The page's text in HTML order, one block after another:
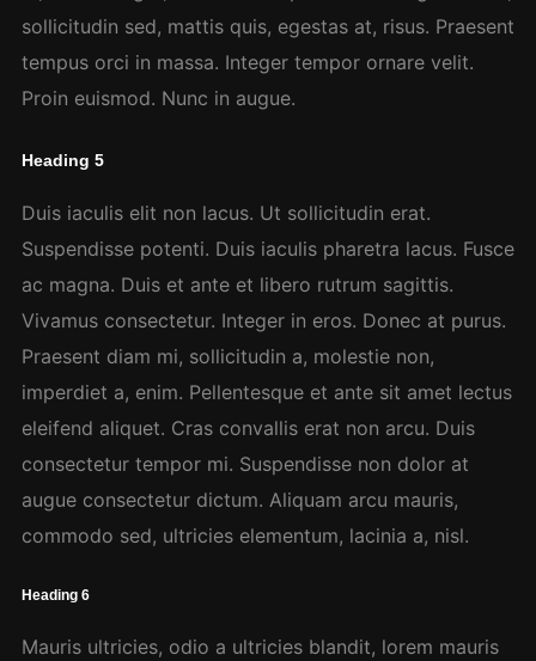
sollicitudin sed, mattis quis, egestas at, risus. Praesent
tempus orci in massa. Integer tempor ornare velit.
Proin euismod. Nunc in augue.
Heading 5
Duis iaculis elit non lacus. Ut sollicitudin erat.
Suspendisse potenti. Duis iaculis pharetra lacus. Fusce
ac magna. Duis et ante et libero rutrum sagittis.
Vivamus consectetur. Integer in eros. Donec at purus.
Praesent diam mi, sollicitudin a, molestie non,
imperdiet a, enim. Pellentesque et ante sit amet lectus
eleifend aliquet. Cras convallis erat non arcu. Duis
consectetur tempor mi. Suspendisse non dolor at
augue consectetur dictum. Aliquam arcu mauris,
commodo sed, ultricies elementum, lacinia a, nisl.
Heading 6
Mauris ultricies, odio a ultricies blandit, lorem mauris